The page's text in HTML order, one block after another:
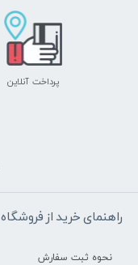
پرداخت آنلاین
راهنمای خرید از فروشگاه
نحوه ثبت سفارش